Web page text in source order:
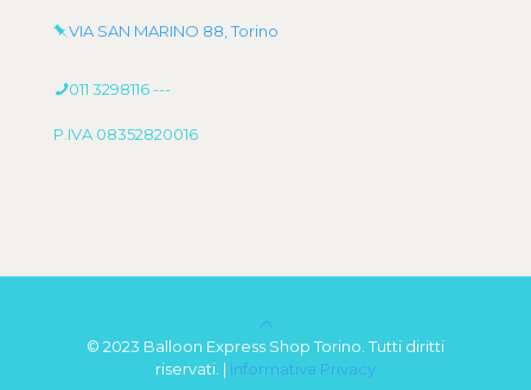
VIA SAN MARINO 88, Torino
011 3298116---
P.IVA 08352820016
© 2023 Balloon Express Shop Torino. Tutti diritti
riservati. | Informativa Privacy